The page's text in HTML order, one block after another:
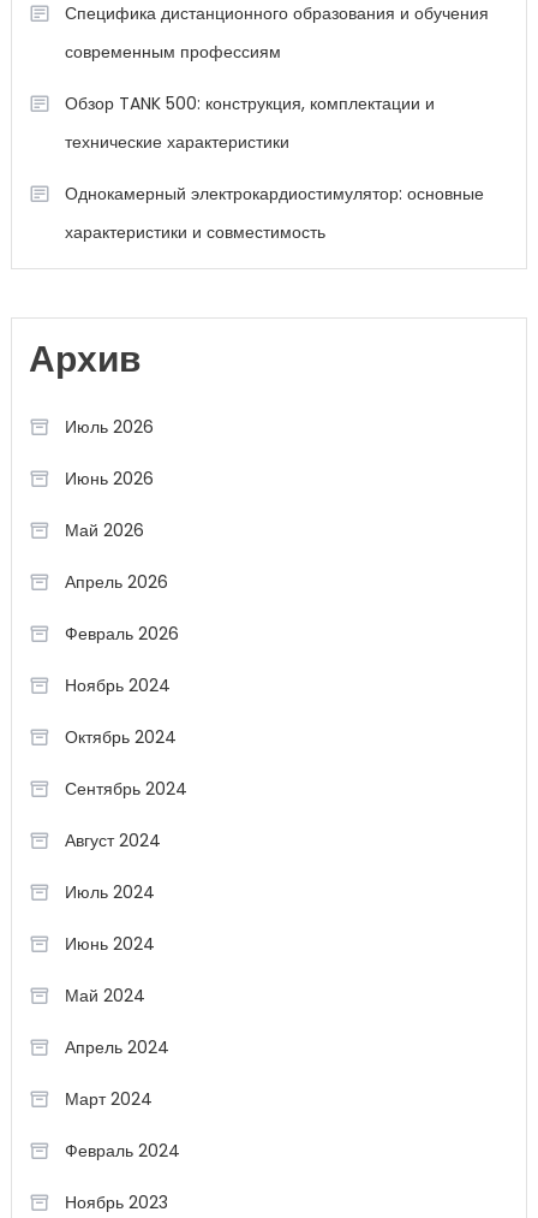
Специфика дистанционного образования и обучения
современным профессиям
Обзор TANK 500: конструкция, комплектации и
технические характеристики
Однокамерный электрокардиостимулятор: основные
характеристики и совместимость
Архив
Июль 2026
Июнь 2026
Май 2026
Апрель 2026
Февраль 2026
Ноябрь 2024
Октябрь 2024
Сентябрь 2024
Август 2024
Июль 2024
Июнь 2024
Май 2024
Апрель 2024
Март 2024
Февраль 2024
Ноябрь 2023